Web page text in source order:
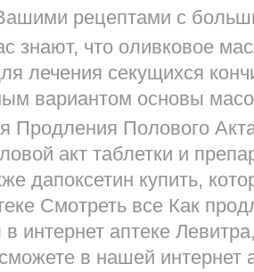
рецептами с
знают, что оливковое
лечения секущихся
вариантом основы
Продления Полового
акт таблетки и
дапоксетин купить,
Смотреть все Как
интернет аптеке
в нашей интернет